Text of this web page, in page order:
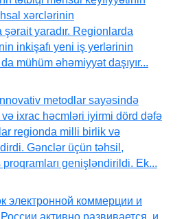
xərclərinin
şərait yaradır. Regionlarda
inkişafı yeni iş yerlərinin
da mühüm əhəmiyyət daşıyır...
metodlar sayəsində
və ixrac həcmləri iyirmi dörd dəfə
regionda milli birlik və
Gənclər üçün təhsil,
genişləndirildi. Ek...
электронной коммерции и